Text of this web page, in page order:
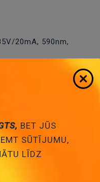
20mA, 590nm,
BET JŪS
SŪTĪJUMU,
LĪDZ